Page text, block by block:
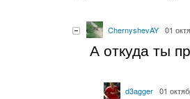
ChernyshevAY 01
А откуда ты
d3agger 01